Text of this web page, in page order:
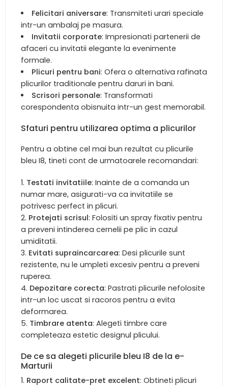
Felicitari aniversare: Transmiteti urari speciale
intr-un ambalaj pe masura.
Invitatii corporate: Impresionati partenerii de
afaceri cu invitatii elegante la evenimente
formale.
Plicuri pentru bani: Ofera o alternativa rafinata
plicurilor traditionale pentru daruri in bani.
Scrisori personale: Transformati
corespondenta obisnuita intr-un gest memorabil.
Sfaturi pentru utilizarea optima a plicurilor
Pentru a obtine cel mai bun rezultat cu plicurile
bleu I8, tineti cont de urmatoarele recomandari:
Testati invitatiile: Inainte de a comanda un
numar mare, asigurati-va ca invitatiile se
potrivesc perfect in plicuri.
Protejati scrisul: Folositi un spray fixativ pentru
a preveni intinderea cernelii pe plic in cazul
umiditatii.
Evitati supraincarcarea: Desi plicurile sunt
rezistente, nu le umpleti excesiv pentru a preveni
ruperea.
Depozitare corecta: Pastrati plicurile nefolosite
intr-un loc uscat si racoros pentru a evita
deformarea.
Timbrare atenta: Alegeti timbre care
completeaza estetic designul plicului.
De ce sa alegeti plicurile bleu I8 de la e-
Marturii
Raport calitate-pret excelent: Obtineti plicuri